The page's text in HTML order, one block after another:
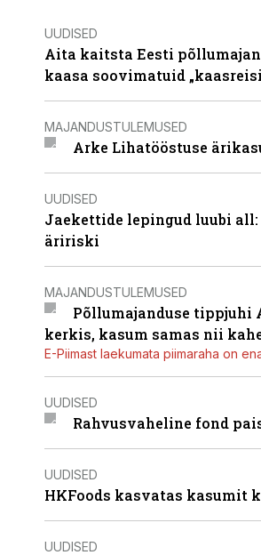
UUDISED
Aita kaitsta Eesti
kaasa soovimatuid
MAJANDUSTULEMUSED
Arke Lihatööstuse
UUDISED
Jaekettide lepingud luubi
äririski
MAJANDUSTULEMUSED
Põllumajanduse tippjuhi
kerkis, kasum samas nii
E-Piimast laekumata piimaraha on
UUDISED
Rahvusvaheline fond
UUDISED
HKFoods kasvatas kasumit
UUDISED